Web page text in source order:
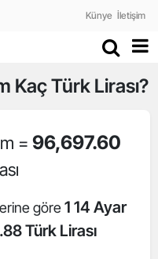
Künye İletişim
Kaç Türk Lirası?
= 96,697.60
göre 1 14 Ayar
Türk Lirası